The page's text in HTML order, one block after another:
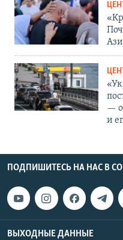
— о
и
ПОДПИШИТЕСЬ НА НАС В
ВЫХОДНЫЕ ДАННЫЕ